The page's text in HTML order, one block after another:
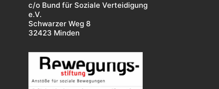
c/o Bund für Soziale Verteidigung
e.V.
Schwarzer Weg 8
32423 Minden